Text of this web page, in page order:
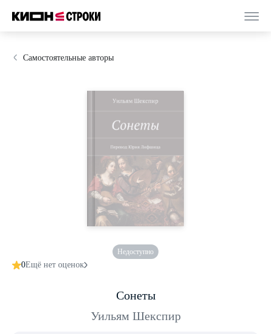
Самостоятельные авторы
Недоступно
0Ещё нет оценок
Сонеты
Уильям Шекспир